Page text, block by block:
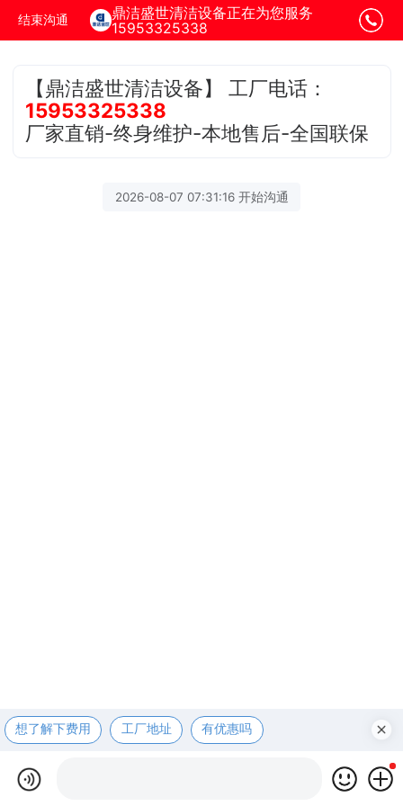
结束沟通
鼎洁盛世清洁设备正在为您服务
15953325338
【鼎洁盛世清洁设备】 工厂电话：
15953325338
厂家直销-终身维护-本地售后-全国联保
2026-08-07 07:31:16 开始沟通
想了解下费用 工厂地址 有优惠吗